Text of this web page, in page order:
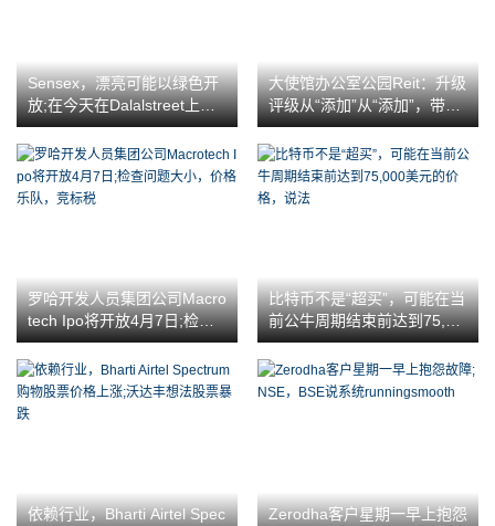
Sensex，漂亮可能以绿色开
放;在今天在Dalalstreet上开
放的钟声之前了解的五件事
大使馆办公室公园Reit：升级
评级从“添加”从“添加”，带有
不变的TP /单位
罗哈开发人员集团公司Macro
tech Ipo将开放4月7日;检查
问题大小，价格乐队，竞标
税
比特币不是“超买”，可能在当
前公牛周期结束前达到75,00
0美元的价格，说法
依赖行业，Bharti Airtel Spec
Zerodha客户星期一早上抱怨